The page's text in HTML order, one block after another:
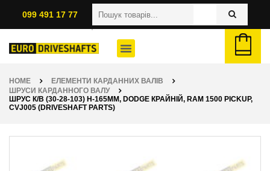
099 491 17 77
HOME
ЕЛЕМЕНТИ КАРДАННИХ ВАЛІВ
ШРУСИ КАРДАННОГО ВАЛУ
ШРУС К/В (30-28-103) H-165ММ, DODGE КРАЙНІЙ, RAM 1500 PICKUP,
CVJ005 (DRIVESHAFT PARTS)